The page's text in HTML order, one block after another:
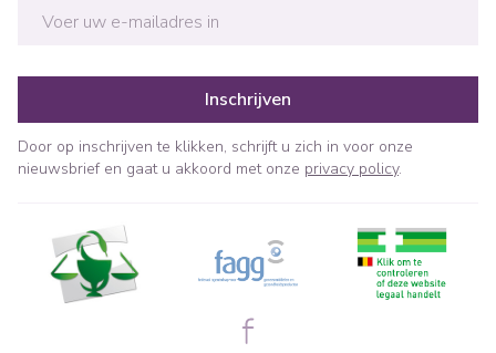
Inschrijven
Door op inschrijven te klikken, schrijft u zich in voor onze
nieuwsbrief en gaat u akkoord met onze privacy policy.